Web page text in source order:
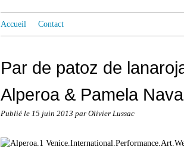
Accueil Contact
Par de patoz de
Alperoa & Pamela
Publié le 15 juin 2013 par Olivier Lussac